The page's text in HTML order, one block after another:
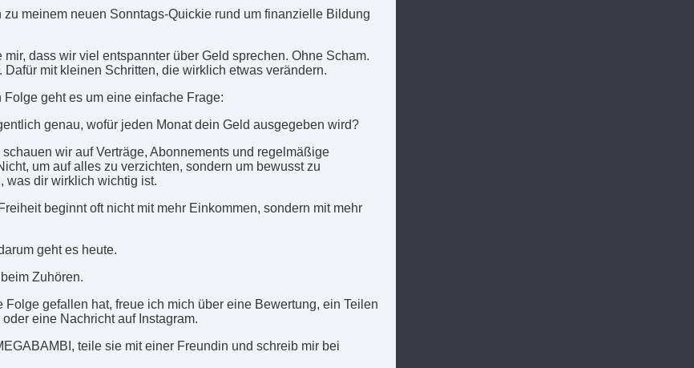
zu meinem neuen Sonntags-Quickie rund um finanzielle Bildung
mir, dass wir viel entspannter über Geld sprechen. Ohne Scham.
Dafür mit kleinen Schritten, die wirklich etwas verändern.
Folge geht es um eine einfache Frage:
genau, wofür jeden Monat dein Geld ausgegeben wird?
wir auf Verträge, Abonnements und regelmäßige
um auf alles zu verzichten, sondern um bewusst zu
was dir wirklich wichtig ist.
beginnt oft nicht mit mehr Einkommen, sondern mit mehr
geht es heute.
Zuhören.
Folge gefallen hat, freue ich mich über eine Bewertung, ein Teilen
eine Nachricht auf Instagram.
teile sie mit einer Freundin und schreib mir bei